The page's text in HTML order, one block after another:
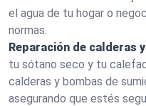
el agua de tu hogar o
normas.
Reparación de calderas
tu sótano seco y tu
calderas y bombas de
asegurando que estés